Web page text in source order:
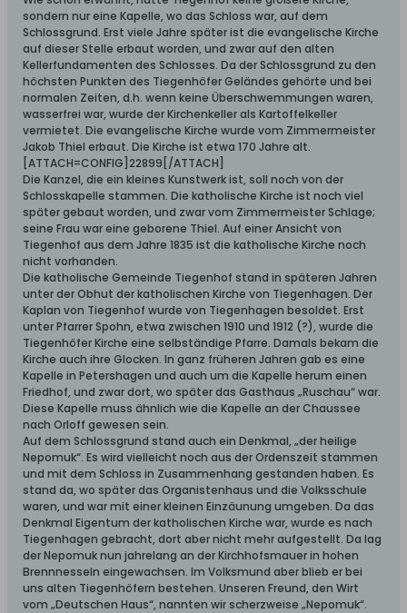
sondern nur eine Kapelle, wo das Schloss war, auf dem
Schlossgrund. Erst viele Jahre später ist die evangelische Kirche
auf dieser Stelle erbaut worden, und zwar auf den alten
Kellerfundamenten des Schlosses. Da der Schlossgrund zu den
höchsten Punkten des Tiegenhöfer Geländes gehörte und bei
normalen Zeiten, d.h. wenn keine Überschwemmungen waren,
wasserfrei war, wurde der Kirchenkeller als Kartoffelkeller
vermietet. Die evangelische Kirche wurde vom Zimmermeister
Jakob Thiel erbaut. Die Kirche ist etwa 170 Jahre alt.
[ATTACH=CONFIG]22899[/ATTACH]
Die Kanzel, die ein kleines Kunstwerk ist, soll noch von der
Schlosskapelle stammen. Die katholische Kirche ist noch viel
später gebaut worden, und zwar vom Zimmermeister Schlage;
seine Frau war eine geborene Thiel. Auf einer Ansicht von
Tiegenhof aus dem Jahre 1835 ist die katholische Kirche noch
nicht vorhanden.
Die katholische Gemeinde Tiegenhof stand in späteren Jahren
unter der Obhut der katholischen Kirche von Tiegenhagen. Der
Kaplan von Tiegenhof wurde von Tiegenhagen besoldet. Erst
unter Pfarrer Spohn, etwa zwischen 1910 und 1912 (?), wurde die
Tiegenhöfer Kirche eine selbständige Pfarre. Damals bekam die
Kirche auch ihre Glocken. In ganz früheren Jahren gab es eine
Kapelle in Petershagen und auch um die Kapelle herum einen
Friedhof, und zwar dort, wo später das Gasthaus „Ruschau“ war.
Diese Kapelle muss ähnlich wie die Kapelle an der Chaussee
nach Orloff gewesen sein.
Auf dem Schlossgrund stand auch ein Denkmal, „der heilige
Nepomuk“. Es wird vielleicht noch aus der Ordenszeit stammen
und mit dem Schloss in Zusammenhang gestanden haben. Es
stand da, wo später das Organistenhaus und die Volksschule
waren, und war mit einer kleinen Einzäunung umgeben. Da das
Denkmal Eigentum der katholischen Kirche war, wurde es nach
Tiegenhagen gebracht, dort aber nicht mehr aufgestellt. Da lag
der Nepomuk nun jahrelang an der Kirchhofsmauer in hohen
Brennnesseln eingewachsen. Im Volksmund aber blieb er bei
uns alten Tiegenhöfern bestehen. Unseren Freund, den Wirt
vom „Deutschen Haus“, nannten wir scherzweise „Nepomuk“.